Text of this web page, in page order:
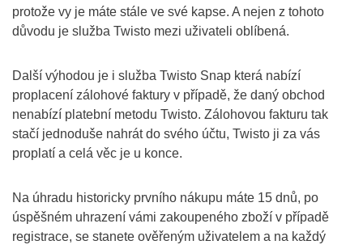
protože vy je máte stále ve své kapse. A nejen z tohoto
důvodu je služba Twisto mezi uživateli oblíbená.
Další výhodou je i služba Twisto Snap která nabízí
proplacení zálohové faktury v případě, že daný obchod
nenabízí platební metodu Twisto. Zálohovou fakturu tak
stačí jednoduše nahrát do svého účtu, Twisto ji za vás
proplatí a celá věc je u konce.
Na úhradu historicky prvního nákupu máte 15 dnů, po
úspěšném uhrazení vámi zakoupeného zboží v případě
registrace, se stanete ověřeným uživatelem a na každý